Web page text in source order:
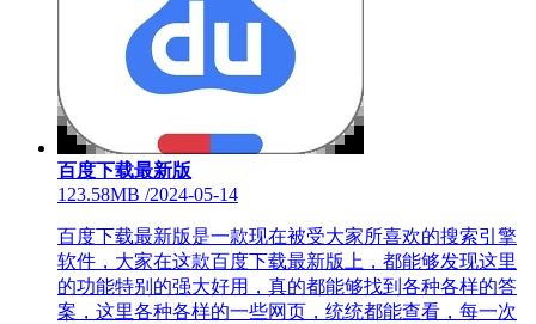
百度下载最新版
123.58MB /2024-05-14
百度下载最新版是一款现在被受大家所喜欢的搜索引擎
软件，大家在这款百度下载最新版上，都能够发现这里
的功能特别的强大好用，真的都能够找到各种各样的答
案，这里各种各样的一些网页，统统都能查看，每一次